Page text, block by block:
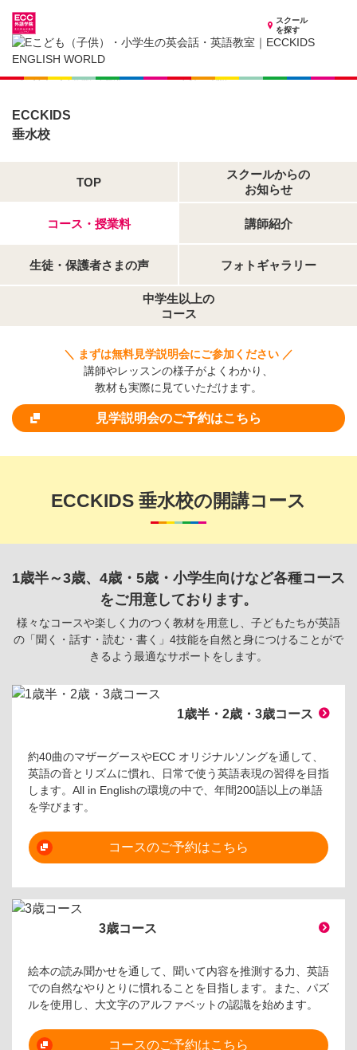
スクール
を探す
兵庫県の子供英会話・英語教室
子供（小学生）英会話・英語教室 ECCKIDS 垂水校
開講コース
ECCKIDS
垂水校
TOP
スクールからの
お知らせ
コース・授業料 講師紹介
生徒・保護者さまの声 フォトギャラリー
中学生以上の
コース
＼ まずは無料見学説明会にご参加ください ／
講師やレッスンの様子がよくわかり、
教材も実際に見ていただけます。
見学説明会のご予約はこちら
ECCKIDS 垂水校の開講コース
1歳半～3歳、4歳・5歳・小学生向けなど各種コース
をご用意しております。
様々なコースや楽しく力のつく教材を用意し、子どもたちが英語
の「聞く・話す・読む・書く」 4技能を自然と身につけることがで
きるよう最適なサポートをします。
1歳半・2歳・3歳コース
約40曲のマザーグースやECC オリジナルソングを通して、
英語の音とリズムに慣れ、日常で使う英語表現の習得を目指
します。All in Englishの環境の中で、年間200語以上の単語
を学びます。
コースのご予約はこちら
3歳コース
絵本の読み聞かせを通して、聞いて内容を推測する力、英語
での自然なやりとりに慣れることを目指します。また、パズ
ルを使用し、大文字のアルファベットの認識を始めます。
コースのご予約はこちら